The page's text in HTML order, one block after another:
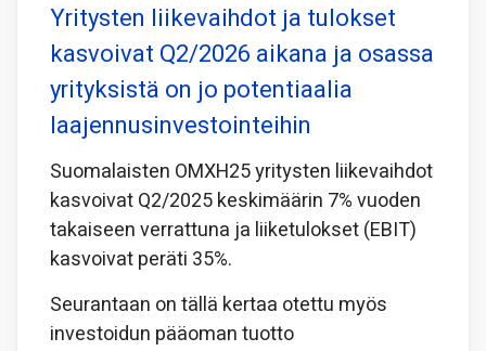
Yritysten liikevaihdot ja tulokset
kasvoivat Q2/2026 aikana ja osassa
yrityksistä on jo potentiaalia
laajennusinvestointeihin
Suomalaisten OMXH25 yritysten liikevaihdot
kasvoivat Q2/2025 keskimäärin 7% vuoden
takaiseen verrattuna ja liiketulokset (EBIT)
kasvoivat peräti 35%.
Seurantaan on tällä kertaa otettu myös
investoidun pääoman tuotto